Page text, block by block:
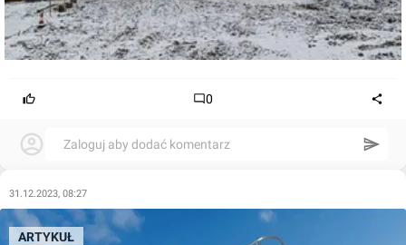
0
Zaloguj aby dodać komentarz
31.12.2023, 08:27
ARTYKUŁ